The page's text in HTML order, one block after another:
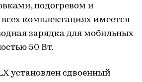
подогревом и
комплектациях имеется
зарядка для мобильных
50 Вт.
установлен сдвоенный